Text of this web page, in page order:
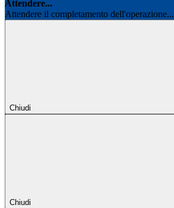
Attendere...
Attendere il completamento dell'operazione...
Chiudi
Chiudi